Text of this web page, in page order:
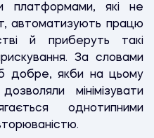
платформами, які не
автоматизують працю
й приберуть такі
За словами
б добре, якби на цьому
мінімізувати
однотипними